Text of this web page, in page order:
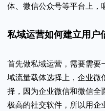
体、微信公众号等平台上，
私域运营如何建立用户
首先做私域运营，需要需要
域流量载体选择上，企业微
择，因为企业微信和微信全
极高的社交软件，所以用企